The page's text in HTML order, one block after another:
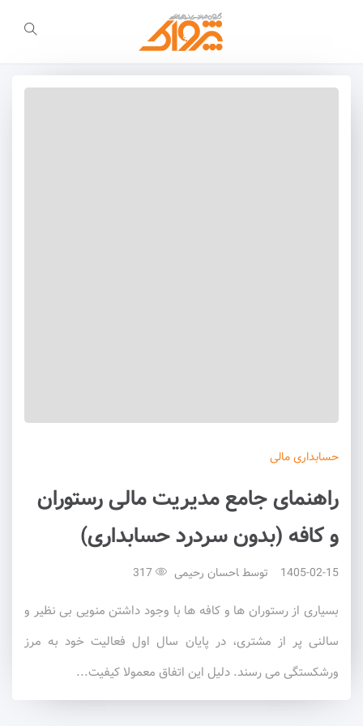
حسابداریمالی
راهنمای جامع مدیریت مالی رستوران
و کافه (بدون سردرد حسابداری)
1405-02-15 توسط احسان رحیمی
بسیاری از رستوران ها و کافه ها با وجود داشتن منویی بی نظیر و
سالنی پر از مشتری، در پایان سال اول فعالیت خود به مرز
ورشکستگی می رسند. دلیل این اتفاق معمولا کیفیت...